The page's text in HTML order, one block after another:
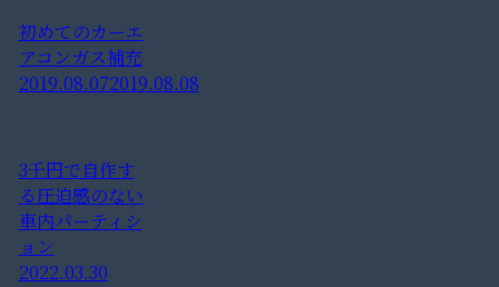
初めてのカーエ
アコンガス補充
2019.08.072019.08.08
3千円で自作す
る圧迫感のない
車内パーティシ
ョン
2022.03.30